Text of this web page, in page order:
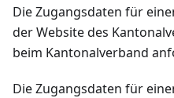
Die Zugangsdaten für
der Website des
beim Kantonalverband
Die Zugangsdaten für